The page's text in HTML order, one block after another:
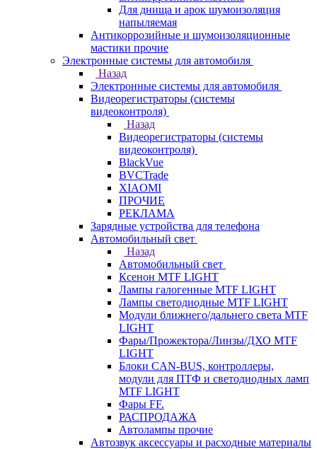
Для днища и арок шумоизоляция
напыляемая
Антикоррозийные и шумоизоляционные
мастики прочие
Электронные системы для автомобиля
Назад
Электронные системы для автомобиля
Видеорегистраторы (системы
видеоконтроля)
Назад
Видеорегистраторы (системы
видеоконтроля)
BlackVue
BVCTrade
XIAOMI
ПРОЧИЕ
РЕКЛАМА
Зарядные устройства для телефона
Автомобильный свет
Назад
Автомобильный свет
Ксенон MTF LIGHT
Лампы галогенные MTF LIGHT
Лампы светодиодные MTF LIGHT
Модули ближнего/дальнего света MTF
LIGHT
Фары/Прожектора/Линзы/ДХО MTF
LIGHT
Блоки CAN-BUS, контроллеры,
модули для ПТФ и светодиодных ламп
MTF LIGHT
Фары FF.
РАСПРОДАЖА
Автолампы прочие
Автозвук аксессуары и расходные материалы